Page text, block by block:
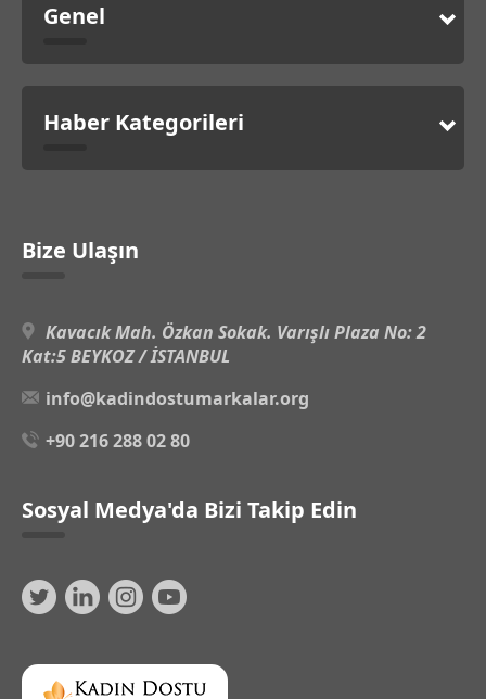
Genel
Haber Kategorileri
Bize Ulaşın
Kavacık Mah. Özkan Sokak. Varışlı Plaza No: 2
Kat:5 BEYKOZ / İSTANBUL
info@kadindostumarkalar.org
+90 216 288 02 80
Sosyal Medya'da Bizi Takip Edin